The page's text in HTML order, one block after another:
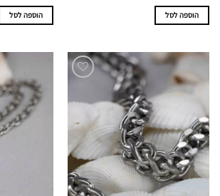
הוספה לסל הוספה לסל